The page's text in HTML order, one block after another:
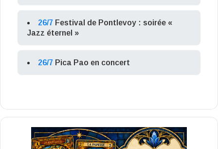
26/7 Festival de Pontlevoy : soirée «
Jazz éternel »
26/7 Pica Pao en concert